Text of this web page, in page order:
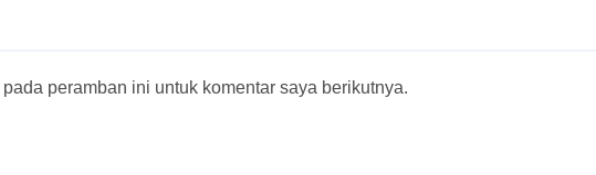
peramban ini untuk komentar saya berikutnya.